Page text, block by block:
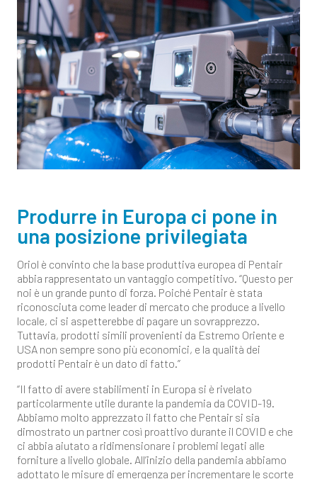
Produrre in Europa ci pone in
una posizione privilegiata
Oriol è convinto che la base produttiva europea di Pentair
abbia rappresentato un vantaggio competitivo. “Questo per
noi è un grande punto di forza. Poiché Pentair è stata
riconosciuta come leader di mercato che produce a livello
locale, ci si aspetterebbe di pagare un sovrapprezzo.
Tuttavia, prodotti simili provenienti da Estremo Oriente e
USA non sempre sono più economici, e la qualità dei
prodotti Pentair è un dato di fatto.”
“Il fatto di avere stabilimenti in Europa si è rivelato
particolarmente utile durante la pandemia da COVID-19.
Abbiamo molto apprezzato il fatto che Pentair si sia
dimostrato un partner così proattivo durante il COVID e che
ci abbia aiutato a ridimensionare i problemi legati alle
forniture a livello globale. All’inizio della pandemia abbiamo
adottato le misure di emergenza per incrementare le scorte